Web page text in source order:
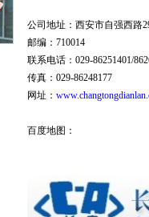
公司地址：西安市自强西路
邮编：710014
联系电话：029-86251401/
传真：029-86248177
网址：
百度地图：